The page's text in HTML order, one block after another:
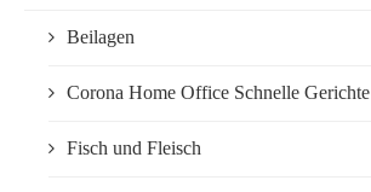
Beilagen
Corona Home Office Schnelle Gerichte
Fisch und Fleisch